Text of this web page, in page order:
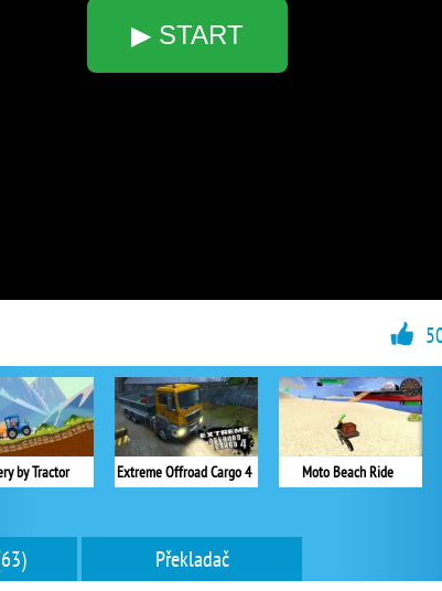
▶ START
by Tractor Extreme Offroad Cargo 4 Moto Beach Ride
Překladač